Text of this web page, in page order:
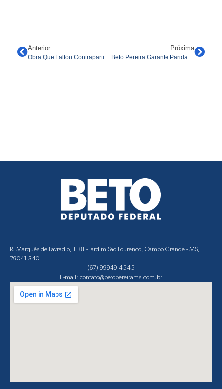
Anterior
Obra Que Faltou Contrapartida Da Prefeitura, Recapeamento Da Avenida Duque De Caxias Está Com Etapa Adiantada E Recebe Visita Técnica Do Deputado Beto Pereira E Do Governador Riedel
Próxima
Beto Pereira Garante Paridade Salarial Entre Professores Concursados E Convocados Na REME
R. Marquês de Lavradio, 1181 - Jardim Sao Lourenco, Campo Grande - MS,
79041-340
(67) 99949-4545
E-mail: contato@betopereirams.com.br